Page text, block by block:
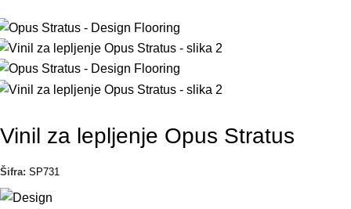
Vinil za lepljenje Opus Stratus
Šifra: SP731